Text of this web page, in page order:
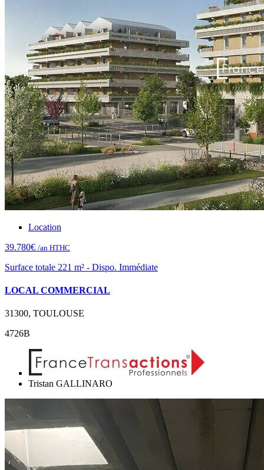
Location
39.780€ /an HTHC
Surface totale 221 m² - Dispo. Immédiate
LOCAL COMMERCIAL
31300, TOULOUSE
4726B
Tristan GALLINARO